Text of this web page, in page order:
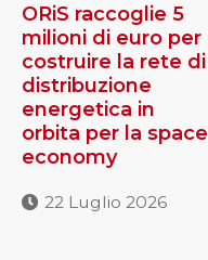
ORiS raccoglie 5
milioni di euro per
costruire la rete di
distribuzione
energetica in
orbita per la space
economy
22 Luglio 2026